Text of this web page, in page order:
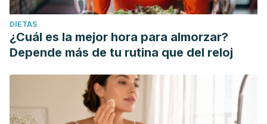
DIETAS
¿Cuál es la mejor hora para almorzar?
Depende más de tu rutina que del reloj